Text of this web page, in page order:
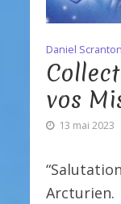
Daniel Scranton
vos
13 mai 2023